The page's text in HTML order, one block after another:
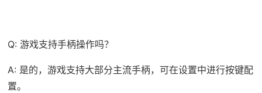
Q: 游戏支持手柄操作吗？
A: 是的，游戏支持大部分主流手柄，可在设置中进行按键配
置。